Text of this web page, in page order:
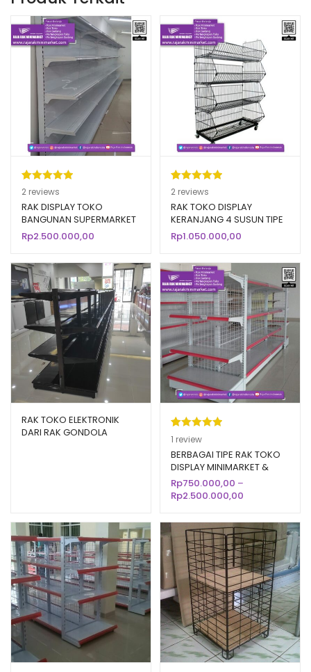
Peringkat
5.00 dari 5
berdasarka
n
2
penilaian
2 reviews
RAK DISPLAY TOKO
BANGUNAN SUPERMARKET
TIPE RR-170
Rp2.500.000,00
Peringkat
5.00 dari 5
berdasarka
n
2
penilaian
2 reviews
RAK TOKO DISPLAY
KERANJANG 4 SUSUN TIPE
RKS90
Rp1.050.000,00
RAK TOKO ELEKTRONIK
DARI RAK GONDOLA
Peringkat
5.00dari 5
berdasarka
n
1
penilaian
pelanggan
1 review
BERBAGAI TIPE RAK TOKO
DISPLAY MINIMARKET &
SUPERMARKET
Rp750.000,00 –
Rp2.500.000,00
Rp750.000,00
hingga
Rp2.500.000,00